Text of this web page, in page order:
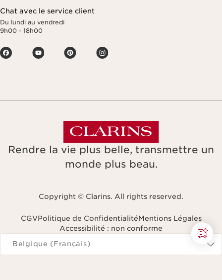
Chat avec le service client
Du lundi au vendredi
9h00 - 18h00
Rendre la vie plus belle, transmettre un
monde plus beau.
Copyright © Clarins. All rights reserved.
CGVPolitique de ConfidentialitéMentions Légales
Accessibilité : non conforme
Naviguer vers
Belgique (Français)